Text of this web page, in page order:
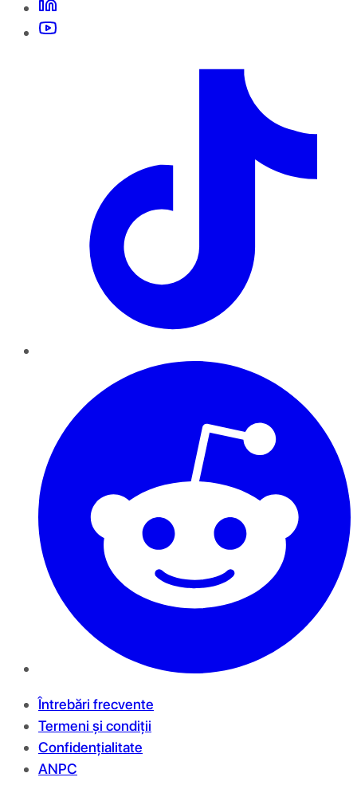
Întrebări frecvente
Termeni și condiții
Confidențialitate
ANPC